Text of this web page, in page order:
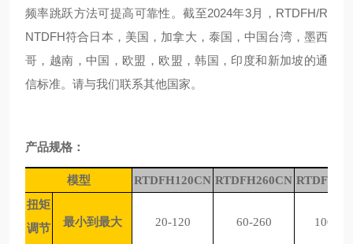
频率跳跃方法可提高可靠性。截至2024年3月，RTDFH/R
NTDFH符合日本，美国，加拿大，泰国，中国台湾，墨西
哥，越南，中国，欧盟，欧盟，韩国，印度和新加坡的通
信标准。请与我们联系其他国家。
产品规格：
模型 RTDFH120CN RTDFH260CN
扭矩
调节
最小到最大 20-120 60-260 100-